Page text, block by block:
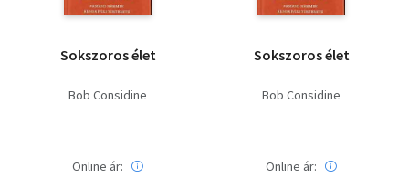
Sokszoros élet
Bob Considine
Online ár:
Sokszoros élet
Bob Considine
Online ár: